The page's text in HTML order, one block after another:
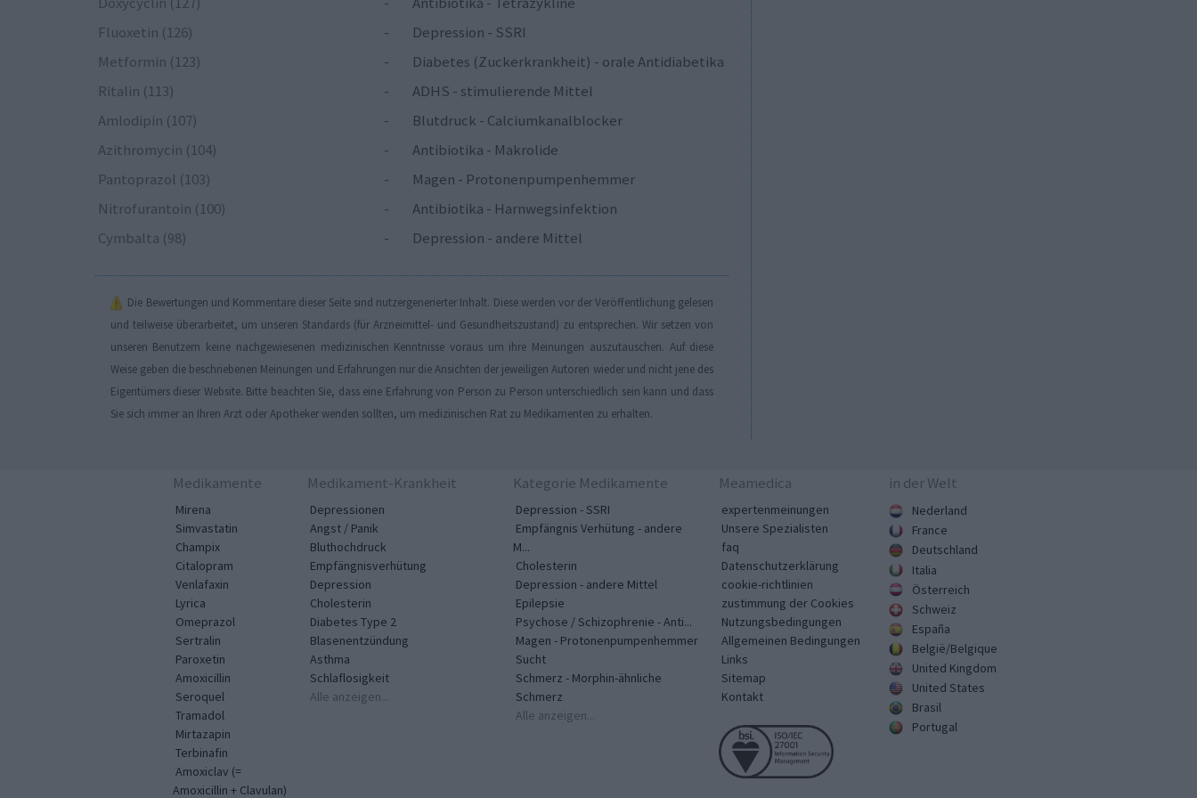
Fluoxetin (126)
-
Depression - SSRI
Metformin (123)
-
Diabetes (Zuckerkrankheit) - orale Antidiabetika
Ritalin (113)
-
ADHS - stimulierende Mittel
Amlodipin (107)
-
Blutdruck - Calciumkanalblocker
Azithromycin (104)
-
Antibiotika - Makrolide
Pantoprazol (103)
-
Magen - Protonenpumpenhemmer
Nitrofurantoin (100)
-
Antibiotika - Harnwegsinfektion
Cymbalta (98)
- Depression - andere Mittel
Die Bewertungen und Kommentare dieser Seite sind nutzergenerierter Inhalt. Diese werden vor der Veröffentlichung gelesen
und teilweise überarbeitet, um unseren Standards (für Arzneimittel- und Gesundheitszustand) zu entsprechen. Wir setzen von
unseren Benutzern keine nachgewiesenen medizinischen Kenntnisse voraus um ihre Meinungen auszutauschen. Auf diese
Weise geben die beschriebenen Meinungen und Erfahrungen nur die Ansichten der jeweiligen Autoren wieder und nicht jene des
Eigentümers dieser Website. Bitte beachten Sie, dass eine Erfahrung von Person zu Person unterschiedlich sein kann und dass
Sie sich immer an Ihren Arzt oder Apotheker wenden sollten, um medizinischen Rat zu Medikamenten zu erhalten.
Medikamente
Mirena
Simvastatin
Champix
Citalopram
Venlafaxin
Lyrica
Omeprazol
Sertralin
Paroxetin
Amoxicillin
Seroquel
Tramadol
Mirtazapin
Terbinafin
Amoxiclav (=
Amoxicillin + Clavulan)
Medikament-Krankheit
Depressionen
Angst / Panik
Bluthochdruck
Empfängnisverhütung
Depression
Cholesterin
Diabetes Type 2
Blasenentzündung
Asthma
Schlaflosigkeit
Alle anzeigen...
Kategorie Medikamente
Depression - SSRI
Empfängnis Verhütung - andere
M...
Cholesterin
Depression - andere Mittel
Epilepsie
Psychose / Schizophrenie - Anti...
Magen - Protonenpumpenhemmer
Sucht
Schmerz - Morphin-ähnliche
Schmerz
Alle anzeigen...
Meamedica
expertenmeinungen
Unsere Spezialisten
faq
Datenschutzerklärung
cookie-richtlinien
zustimmung der Cookies
Nutzungsbedingungen
Allgemeinen Bedingungen
Links
Sitemap
Kontakt
in der Welt
Nederland
France
Deutschland
Italia
Österreich
Schweiz
España
België/Belgique
United Kingdom
United States
Brasil
Portugal